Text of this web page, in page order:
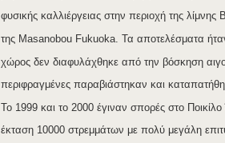
φυσικής καλλιέργειας στην περιοχή της
της Masanobou Fukuoka. Τα αποτελέσματα
χώρος δεν διαφυλάχθηκε από την βόσκηση
περιφραγμένες παραβιάστηκαν και
Το 1999 και το 2000 έγιναν σπορές στο
έκταση 10000 στρεμμάτων με πολύ μεγάλη